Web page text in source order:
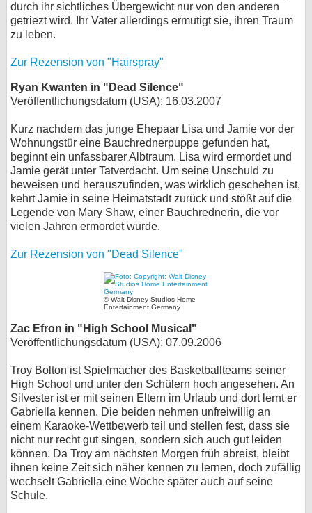
durch ihr sichtliches Übergewicht nur von den anderen
getriezt wird. Ihr Vater allerdings ermutigt sie, ihren Traum
zu leben.
Zur Rezension von "Hairspray"
Ryan Kwanten in "Dead Silence"
Veröffentlichungsdatum (USA): 16.03.2007
Kurz nachdem das junge Ehepaar Lisa und Jamie vor der
Wohnungstür eine Bauchrednerpuppe gefunden hat,
beginnt ein unfassbarer Albtraum. Lisa wird ermordet und
Jamie gerät unter Tatverdacht. Um seine Unschuld zu
beweisen und herauszufinden, was wirklich geschehen ist,
kehrt Jamie in seine Heimatstadt zurück und stößt auf die
Legende von Mary Shaw, einer Bauchrednerin, die vor
vielen Jahren ermordet wurde.
Zur Rezension von "Dead Silence"
© Walt Disney Studios Home
Entertainment Germany
Zac Efron in "High School Musical"
Veröffentlichungsdatum (USA): 07.09.2006
Troy Bolton ist Spielmacher des Basketballteams seiner
High School und unter den Schülern hoch angesehen. An
Silvester ist er mit seinen Eltern im Urlaub und dort lernt er
Gabriella kennen. Die beiden nehmen unfreiwillig an
einem Karaoke-Wettbewerb teil und stellen fest, dass sie
nicht nur recht gut singen, sondern sich auch gut leiden
können. Da Troy am nächsten Morgen früh abreist, bleibt
ihnen keine Zeit sich näher kennen zu lernen, doch zufällig
wechselt Gabriella eine Woche später auch auf seine
Schule.